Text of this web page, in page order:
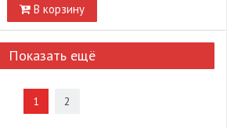
В корзину
Показать ещё
1 2